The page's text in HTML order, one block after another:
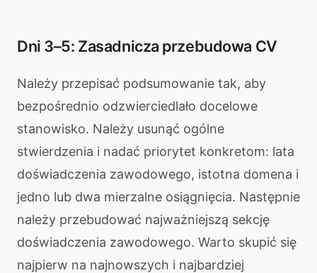
Dni 3–5: Zasadnicza przebudowa CV
Należy przepisać podsumowanie tak, aby
bezpośrednio odzwierciedlało docelowe
stanowisko. Należy usunąć ogólne
stwierdzenia i nadać priorytet konkretom: lata
doświadczenia zawodowego, istotna domena i
jedno lub dwa mierzalne osiągnięcia. Następnie
należy przebudować najważniejszą sekcję
doświadczenia zawodowego. Warto skupić się
najpierw na najnowszych i najbardziej